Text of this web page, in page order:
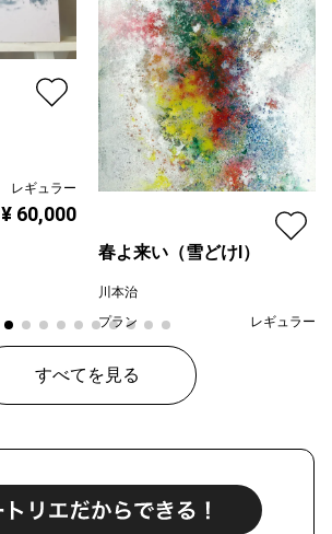
レギュラー
¥ 60,000
春よ来い（雪どけⅠ）
川本治
プラン
レギュラー
価格
すべてを見る